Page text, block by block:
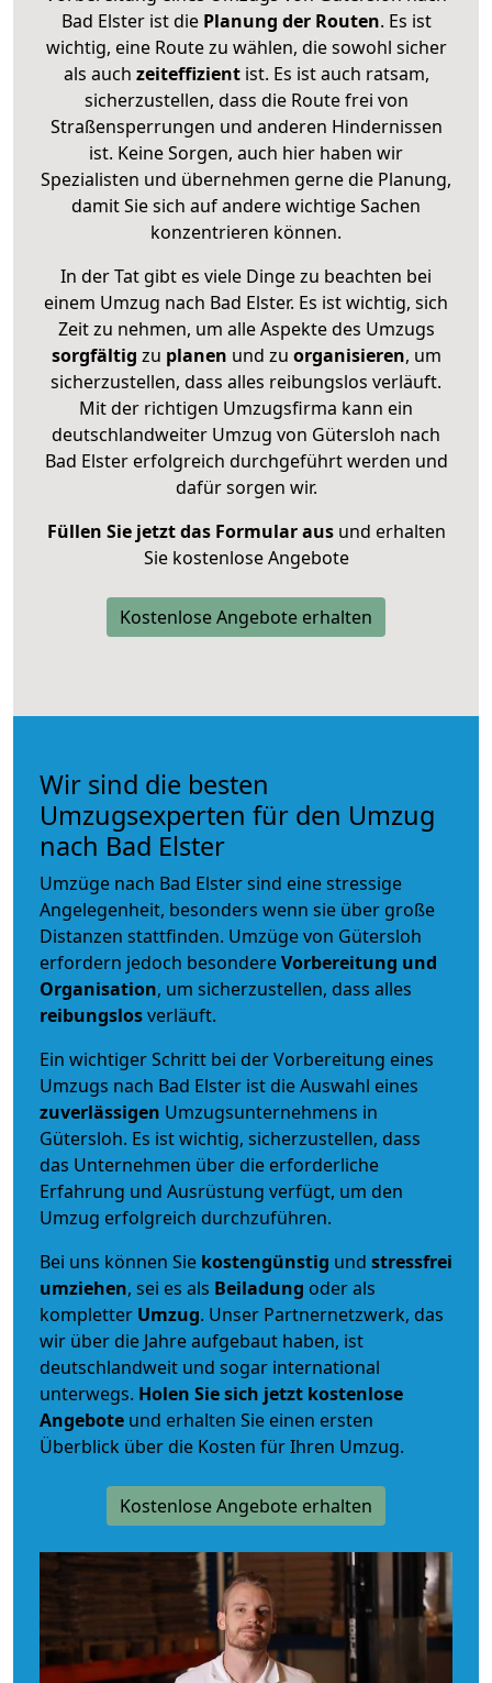
Bad Elster ist diePlanung der Routen. Es ist
wichtig, eine Route zu wählen, die sowohl sicher
als auch zeiteffizientist. Es ist auch ratsam,
sicherzustellen, dass die Route frei von
Straßensperrungen und anderen Hindernissen
ist. Keine Sorgen, auch hier haben wir
Spezialisten und übernehmen gerne die Planung,
damit Sie sich auf andere wichtige Sachen
konzentrieren können.
In der Tat gibt es viele Dinge zu beachten bei
einem Umzug nach Bad Elster. Es ist wichtig, sich
Zeit zu nehmen, um alle Aspekte des Umzugs
sorgfältig zu planen und zu organisieren, um
sicherzustellen, dass alles reibungslos verläuft.
Mit der richtigen Umzugsfirma kann ein
deutschlandweiter Umzug von Gütersloh nach
Bad Elster erfolgreich durchgeführt werden und
dafür sorgen wir.
Füllen Sie jetzt das Formular ausund erhalten
Sie kostenlose Angebote
Kostenlose Angebote erhalten
Wir sind die besten
Umzugsexperten für den Umzug
nach Bad Elster
Umzüge nach Bad Elster sind eine stressige
Angelegenheit, besonders wenn sie über große
Distanzen stattfinden. Umzüge von Gütersloh
erfordern jedoch besondereVorbereitung und
Organisation, um sicherzustellen, dass alles
reibungslosverläuft.
Ein wichtiger Schritt bei der Vorbereitung eines
Umzugs nach Bad Elster ist die Auswahl eines
zuverlässigen Umzugsunternehmens in
Gütersloh. Es ist wichtig, sicherzustellen, dass
das Unternehmen über die erforderliche
Erfahrung und Ausrüstung verfügt, um den
Umzug erfolgreich durchzuführen.
Bei uns können Sie kostengünstig und stressfrei
umziehen, sei es als Beiladung oder als
kompletter Umzug. Unser Partnernetzwerk, das
wir über die Jahre aufgebaut haben, ist
deutschlandweit und sogar international
unterwegs. Holen Sie sich jetzt kostenlose
Angebote und erhalten Sie einen ersten
Überblick über die Kosten für Ihren Umzug.
Kostenlose Angebote erhalten